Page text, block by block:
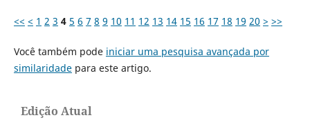
<< < 1 2 3 4 5 6 7 8 9 10 11 12 13 14 15 16 17 18 19 20 > >>
Você também pode iniciar uma pesquisa avançada por
similaridadepara este artigo.
Edição Atual